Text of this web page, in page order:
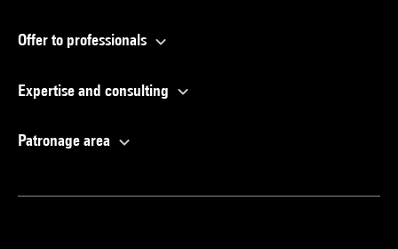
Offer to professionals
Expertise and consulting
Patronage area